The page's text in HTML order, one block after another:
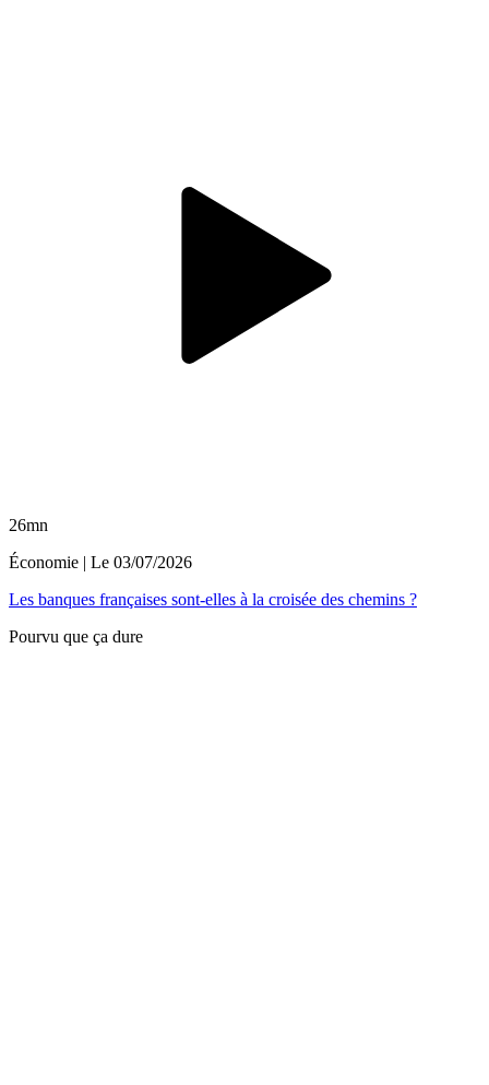
26mn
Économie | Le 03/07/2026
Les banques françaises sont-elles à la croisée des chemins ?
Pourvu que ça dure